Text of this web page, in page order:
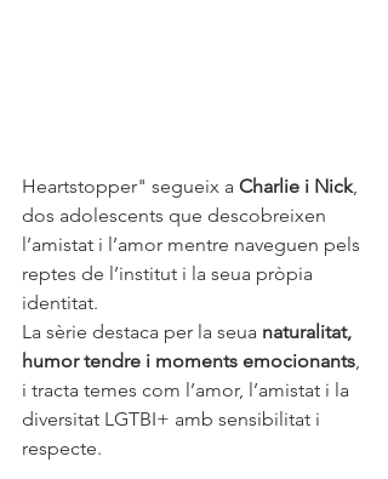
Heartstopper" segueix a Charlie i Nick,
dos adolescents que descobreixen
l’amistat i l’amor mentre naveguen pels
reptes de l’institut i la seua pròpia
identitat.
La sèrie destaca per la seua naturalitat,
humor tendre i moments emocionants
i tracta temes com l’amor, l’amistat i la
diversitat LGTBI+ amb sensibilitat i
respecte.